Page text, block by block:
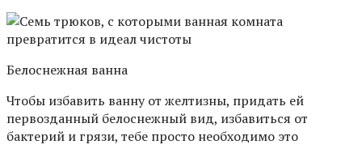
Белоснежная ванна
Чтобы избавить ванну от желтизны, придать ей
первозданный белоснежный вид, избавиться от
бактерий и грязи, тебе просто необходимо это